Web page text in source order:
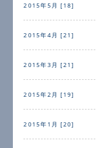
2015年5月 [18]
2015年4月 [21]
2015年3月 [21]
2015年2月 [19]
2015年1月 [20]